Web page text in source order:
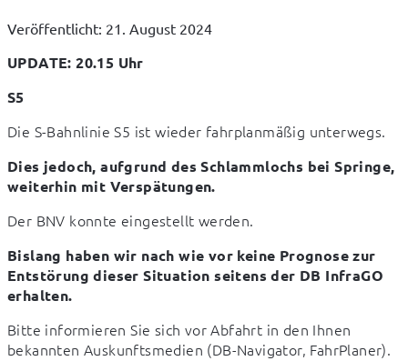
Veröffentlicht: 21. August 2024
UPDATE: 20.15 Uhr
S5
Die S-Bahnlinie S5 ist wieder fahrplanmäßig unterwegs.
Dies jedoch, aufgrund des Schlammlochs bei Springe,
weiterhin mit Verspätungen.
Der BNV konnte eingestellt werden.
Bislang haben wir nach wie vor keine Prognose zur
Entstörung dieser Situation seitens der DB InfraGO
erhalten.
Bitte informieren Sie sich vor Abfahrt in den Ihnen
bekannten Auskunftsmedien (DB-Navigator, FahrPlaner).